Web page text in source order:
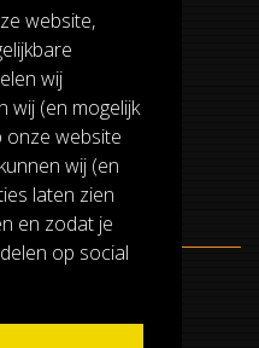
website,
wij
wij (en mogelijk
onze website
wij (en
laten zien
en zodat je
op social